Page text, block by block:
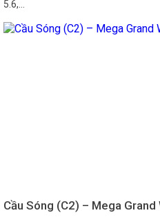
5.6,…
Cầu Sóng (C2) – Mega Grand